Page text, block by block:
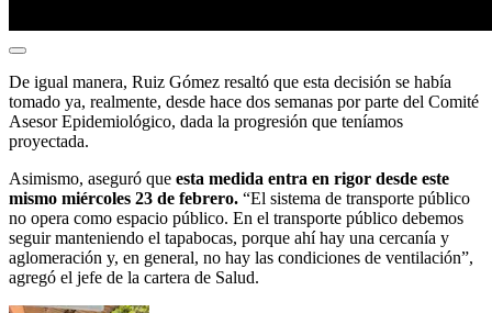
De igual manera, Ruiz Gómez resaltó que esta decisión se había
tomado ya, realmente, desde hace dos semanas por parte del Comité
Asesor Epidemiológico, dada la progresión que teníamos
proyectada.
Asimismo, aseguró que esta medida entra en rigor desde este
mismo miércoles 23 de febrero. “El sistema de transporte público
no opera como espacio público. En el transporte público debemos
seguir manteniendo el tapabocas, porque ahí hay una cercanía y
aglomeración y, en general, no hay las condiciones de ventilación”,
agregó el jefe de la cartera de Salud.